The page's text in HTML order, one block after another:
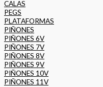
CALAS
PEGS
PLATAFORMAS
PIÑONES
PIÑONES 6V
PIÑONES 7V
PIÑONES 8V
PIÑONES 9V
PIÑONES 10V
PIÑONES 11V